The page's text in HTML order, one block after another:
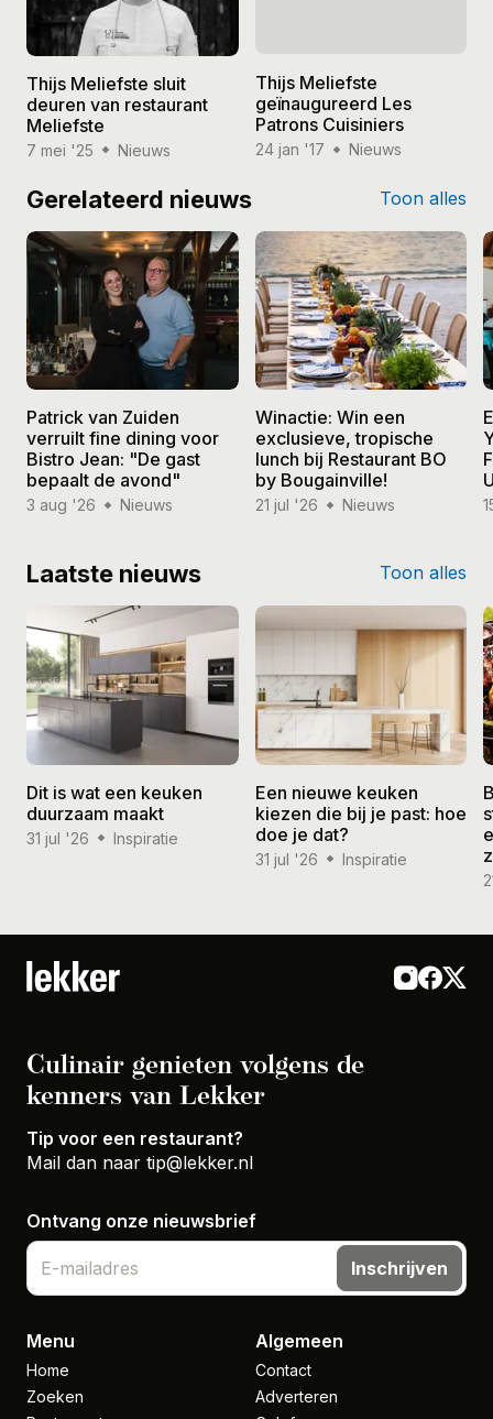
Thijs Meliefste sluit
deuren van restaurant
Meliefste
7 mei '25 Nieuws
Thijs Meliefste
geïnaugureerd Les
Patrons Cuisiniers
24 jan '17 Nieuws
Gerelateerd nieuws Toon alles
Patrick van Zuiden
verruilt fine dining voor
Bistro Jean: "De gast
bepaalt de avond"
3 aug '26 Nieuws
Winactie: Win een
exclusieve, tropische
lunch bij Restaurant BO
by Bougainville!
21 jul '26 Nieuws
Laatste nieuws Toon alles
Dit is wat een keuken
duurzaam maakt
31 jul '26 Inspiratie
Een nieuwe keuken
kiezen die bij je past: hoe
doe je dat?
31 jul '26 Inspiratie
Culinair genieten volgens de
kenners van Lekker
Tip voor een restaurant?
Mail dan naar tip@lekker.nl
Ontvang onze nieuwsbrief
Inschrijven
Menu
Home
Zoeken
Algemeen
Contact
Adverteren